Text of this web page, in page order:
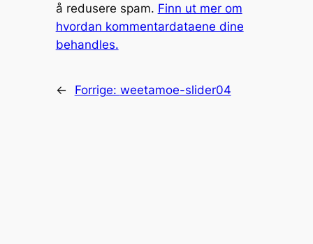
å redusere spam. Finn ut mer om
hvordan kommentardataene dine
behandles.
← Forrige: weetamoe-slider04